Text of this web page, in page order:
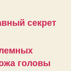
секрет
головы